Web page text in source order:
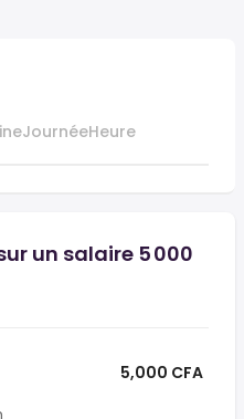
JournéeHeure
un salaire 5 000
5,000 CFA